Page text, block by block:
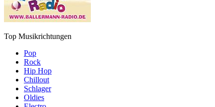
Top Musikrichtungen
Pop
Rock
Hip Hop
Chillout
Schlager
Oldies